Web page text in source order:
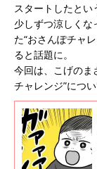
スタートしたと
少しずつ涼しくな
た“おさんぽチャ
ると話題に。
今回は、こげのま
チャレンジ”につ